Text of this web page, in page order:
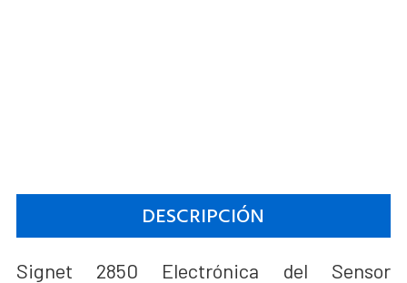
DESCRIPCIÓN
Signet 2850 Electrónica del Sensor